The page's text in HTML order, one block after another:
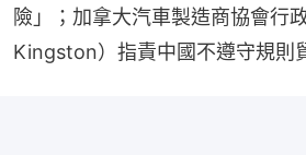
險」；加拿大汽車製造商協會行
Kingston）指責中國不遵守規則